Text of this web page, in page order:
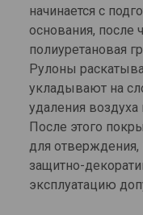
начинается с
основания, после
полиуретановая
Рулоны
укладывают на
удаления воздуха
После этого
для отверждения,
защитно-
эксплуатацию